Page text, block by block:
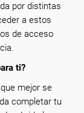
por distintas
a estos
de acceso
ti?
mejor se
completar tu